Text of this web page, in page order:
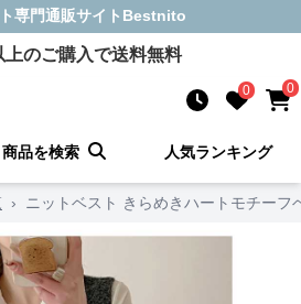
専門通販サイト Bestnito
上のご購入で送料無料
0 0
商品を検索 人気ランキング
› ニットベスト きらめきハートモチーフ